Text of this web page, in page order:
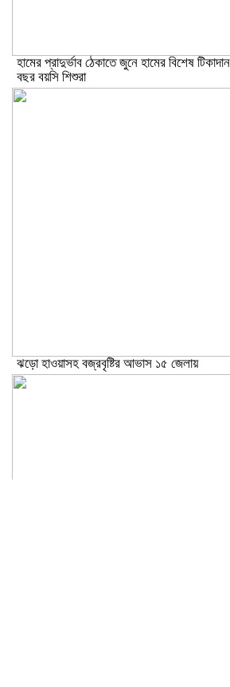
হামের প্রাদুর্ভাব ঠেকাতে জুনে হামের বিশেষ
বছর বয়সি শিশুরা
ঝড়ো হাওয়াসহ বজ্রবৃষ্টির আভাস ১৫ জেলায়